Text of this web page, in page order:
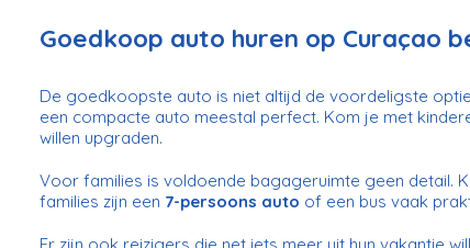
Goedkoop auto huren op Curaçao
De goedkoopste auto is niet altijd de voordeligste
een compacte auto meestal perfect. Kom je met
willen upgraden.
Voor families is voldoende bagageruimte geen detail.
families zijn een 7-persoons auto of een bus vaak